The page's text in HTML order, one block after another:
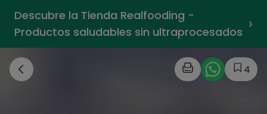
Descubre la Tienda Realfooding -
Productos saludables sin ultraprocesados ›
4